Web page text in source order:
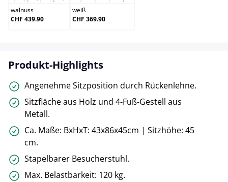
walnuss
CHF 439.90
weiß
CHF 369.90
Produkt-Highlights
Angenehme Sitzposition durch Rückenlehne.
Sitzfläche aus Holz und 4-Fuß-Gestell aus
Metall.
Ca. Maße: BxHxT: 43x86x45cm | Sitzhöhe: 45
cm.
Stapelbarer Besucherstuhl.
Max. Belastbarkeit: 120 kg.